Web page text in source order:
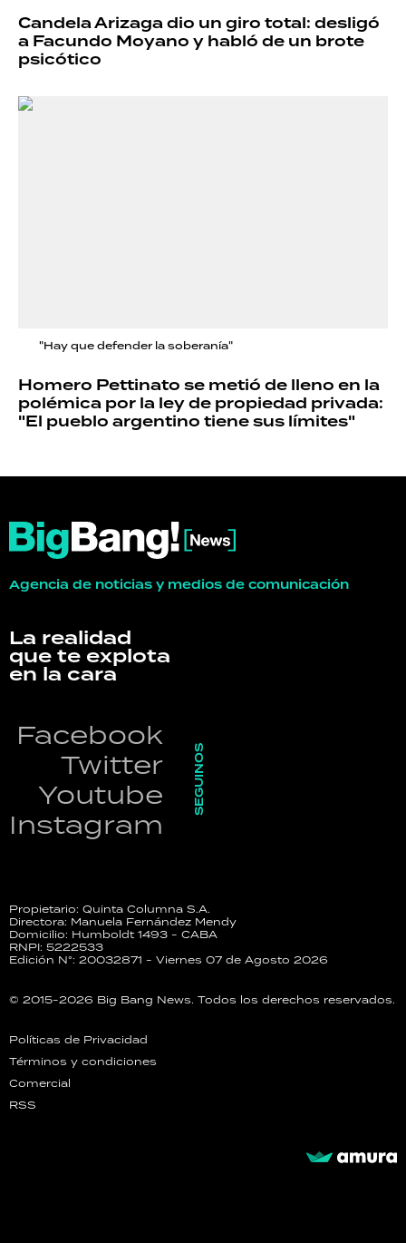
Candela Arizaga dio un giro total: desligó
a Facundo Moyano y habló de un brote
psicótico
"Hay que defender la soberanía"
Homero Pettinato se metió de lleno en la
polémica por la ley de propiedad privada:
"El pueblo argentino tiene sus límites"
Agencia de noticias y medios de comunicación
La realidad
que te explota
en la cara
Facebook
Twitter
Youtube
Instagram
SEGUINOS
Propietario: Quinta Columna S.A.
Directora: Manuela Fernández Mendy
Domicilio: Humboldt 1493 - CABA
RNPI: 5222533
Edición N°: 20032871 - Viernes 07 de Agosto 2026
© 2015-2026 Big Bang News. Todos los derechos reservados.
Políticas de Privacidad
Términos y condiciones
Comercial
RSS